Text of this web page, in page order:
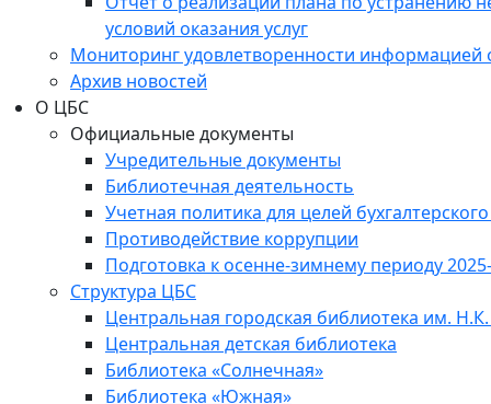
условий оказания услуг
Мониторинг удовлетворенности информацией
Архив новостей
О ЦБС
Официальные документы
Учредительные документы
Библиотечная деятельность
Учетная политика для целей
Противодействие коррупции
Подготовка к осенне-зимнему периоду
Структура ЦБС
Центральная городская библиотека им.
Центральная детская библиотека
Библиотека «Солнечная»
Библиотека «Южная»